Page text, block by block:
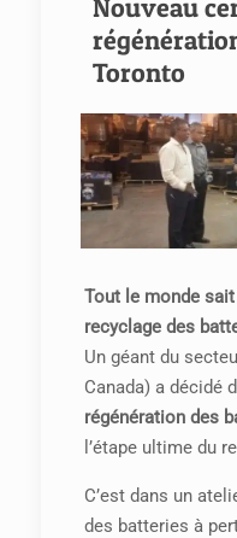
Nouveau
Toronto
Tout le monde
recyclage des
Un géant du
Canada) a décidé
régénération des
l’étape ultime du
C’est dans un
des batteries à